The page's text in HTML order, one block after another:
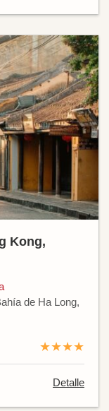
Kong,
de Ha Long,
★★★★
Detalle